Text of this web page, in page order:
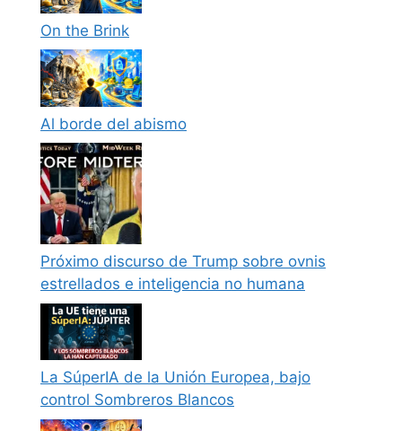
On the Brink
Al borde del abismo
Próximo discurso de Trump sobre ovnis
estrellados e inteligencia no humana
La SúperIA de la Unión Europea, bajo
control Sombreros Blancos